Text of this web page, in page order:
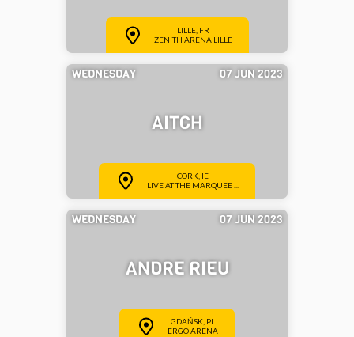
LILLE, FR
ZENITH ARENA LILLE
WEDNESDAY 07 JUN 2023
AITCH
CORK, IE
LIVE AT THE MARQUEE ...
WEDNESDAY 07 JUN 2023
ANDRE RIEU
GDAŃSK, PL
ERGO ARENA